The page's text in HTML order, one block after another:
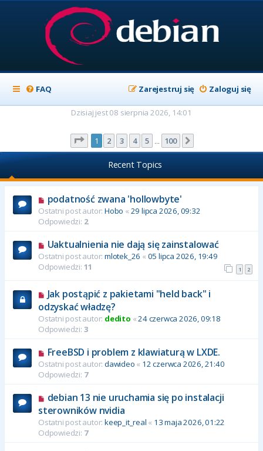
FAQ Zaloguj się
Zarejestruj się
Dzisiaj jest 08 sierpnia 2026, 14:01
Strona z100
1 2 3 4 5 100
Recent Topics
podatność zwana 'hollowbyte'
Ostatni post autor: Hobo « 29 lipca 2026, 09:32
Odpowiedzi: 2
Uaktualnienia nie dają się zainstalować
Ostatni post autor: mlotek_26 « 05 lipca 2026, 19:49
Odpowiedzi: 11 1 2
Jak postąpić z pakietami "held back" i
odzyskać władzę?
Ostatni post autor: dedito «24 czerwca 2026, 09:18
Odpowiedzi: 3
FreeBSD i problem z klawiaturą w LXDE.
Ostatni post autor: dawideo « 12 czerwca 2026, 21:40
Odpowiedzi: 7
debian 13 nie uruchamia się po instalacji
sterowników nvidia
Ostatni post autor: keep_it_real « 13 maja 2026, 01:22
Odpowiedzi: 7